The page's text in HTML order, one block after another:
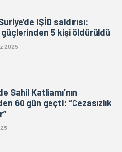
IŞİD saldırısı:
5 kişi öldürüldü
2025
Sahil Katliamı’nın
60 gün geçti: “Cezasızlık